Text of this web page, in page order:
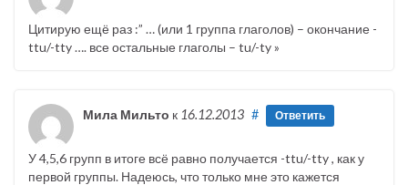
Цитирую ещё раз :” … (или 1 группа глаголов) – окончание -
ttu/-tty …. все остальные глаголы – tu/-ty »
Мила Мильто к 16.12.2013 # Ответить
У 4,5,6 групп в итоге всё равно получается -ttu/-tty , как у
первой группы. Надеюсь, что только мне это кажется